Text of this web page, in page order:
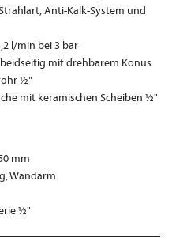
Anti-Kalk-System und
l/min bei 3 bar
mit drehbarem Konus
½"
mit keramischen Scheiben ½"
mm
Wandarm
½"